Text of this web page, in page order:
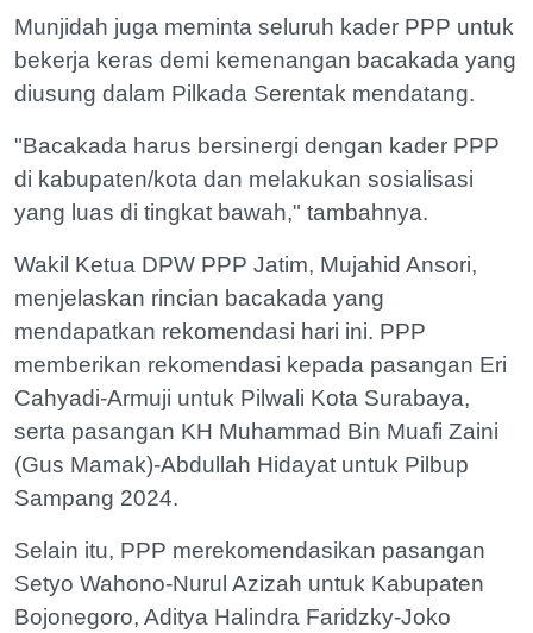
Munjidah juga meminta seluruh kader PPP untuk
bekerja keras demi kemenangan bacakada yang
diusung dalam Pilkada Serentak mendatang.
"Bacakada harus bersinergi dengan kader PPP
di kabupaten/kota dan melakukan sosialisasi
yang luas di tingkat bawah," tambahnya.
Wakil Ketua DPW PPP Jatim, Mujahid Ansori,
menjelaskan rincian bacakada yang
mendapatkan rekomendasi hari ini. PPP
memberikan rekomendasi kepada pasangan Eri
Cahyadi-Armuji untuk Pilwali Kota Surabaya,
serta pasangan KH Muhammad Bin Muafi Zaini
(Gus Mamak)-Abdullah Hidayat untuk Pilbup
Sampang 2024.
Selain itu, PPP merekomendasikan pasangan
Setyo Wahono-Nurul Azizah untuk Kabupaten
Bojonegoro, Aditya Halindra Faridzky-Joko